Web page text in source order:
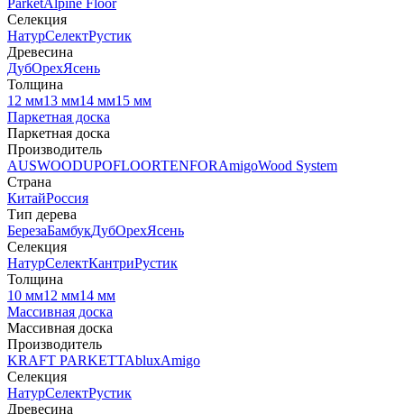
ParketAlpine Floor
Селекция
НатурСелектРустик
Древесина
ДубОрехЯсень
Толщина
12 мм13 мм14 мм15 мм
Паркетная доска
Паркетная доска
Производитель
AUSWOODUPOFLOORTENFORAmigoWood System
Страна
КитайРоссия
Тип дерева
БерезаБамбукДубОрехЯсень
Селекция
НатурСелектКантриРустик
Толщина
10 мм12 мм14 мм
Массивная доска
Массивная доска
Производитель
KRAFT PARKETTAbluxAmigo
Селекция
НатурСелектРустик
Древесина